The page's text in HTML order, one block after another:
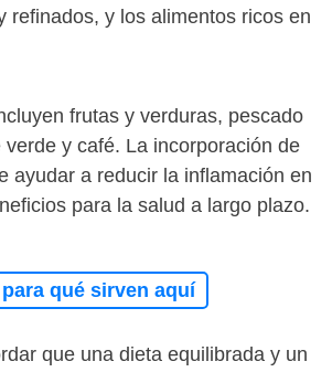
refinados, y los alimentos ricos en
frutas y verduras, pescado
y café. La incorporación de
ayudar a reducir la inflamación en
para la salud a largo plazo.
qué sirven aquí
que una dieta equilibrada y un